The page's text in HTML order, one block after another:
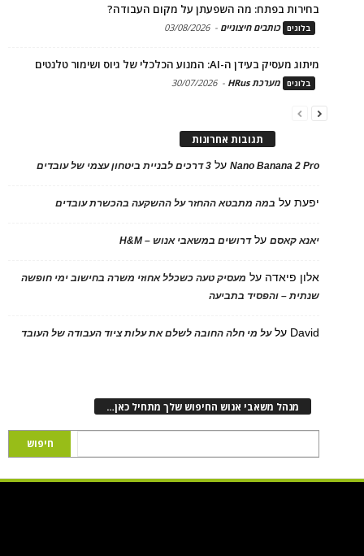
בחירות בפתח: מה השפעתן על מקום העבודה?
בלוגים כותבים חיצוניים -
03/08/2026
מיתוג מעסיק בעידן ה-AI: המנוע הכלכלי של גיוס ושימור טלנטים
בלוגים מערכת HRus -
30/07/2026
תגובות אחרונות
Nano Banana 2 Proעל 3 דרכים לבניית ביטחון עצמי של עובדים
יפעתעל במה מתבטא ההחזר על ההשקעה בהכשרת עובדים
יאנא קאסםעלדרושים במשאבי אנוש – H&M
אלון פיאדה על מעסיק טעה כשכלל אחוזי משרה בחישוב ימי חופשה
שנתית – והפסיד בתביעה
David עלעל מי חלה החובה לשלם את עלות ציוד העבודה של העובד
מנהל משאבי אנוש החיפוש שלך מתחיל כאן…